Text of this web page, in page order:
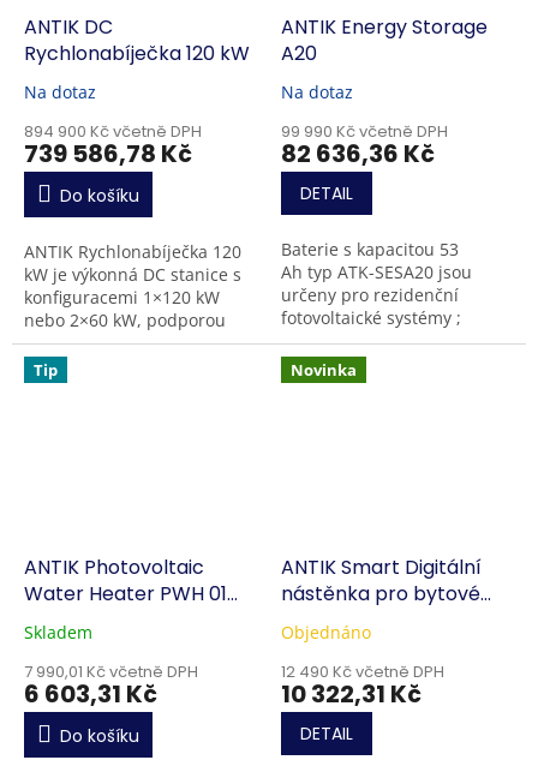
ANTIK DC
Rychlonabíječka 120 kW
Na dotaz
894 900 Kč včetně DPH
739 586,78 Kč
Do košíku
ANTIK Rychlonabíječka 120
kW je výkonná DC stanice s
konfiguracemi 1×120 kW
nebo 2×60 kW, podporou
150–1000 VDC a až 250 A na
CCS2. Robustní konstrukce
IP54/IK10 zaručuje...
ANTIK Energy Storage
A20
Na dotaz
99 990 Kč včetně DPH
82 636,36 Kč
DETAIL
Baterie s kapacitou 53
Ah typ ATK-SESA20 jsou
určeny pro rezidenční
fotovoltaické systémy ;
nabízejí využitelnou energii
20,3 kWh při jmenovitém
napětí 384...
Tip
ANTIK Photovoltaic
Water Heater PWH 01
V3.0
Skladem
7 990,01 Kč včetně DPH
6 603,31 Kč
Do košíku
Novinka
ANTIK Smart Digitální
nástěnka pro bytové
domy
Objednáno
12 490 Kč včetně DPH
10 322,31 Kč
DETAIL